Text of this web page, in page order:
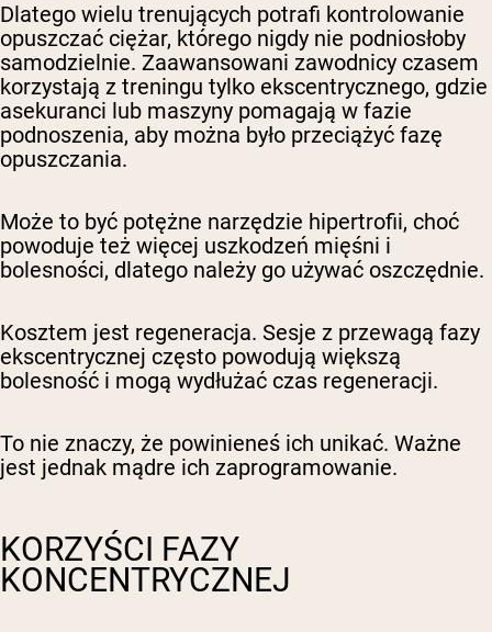
Dlatego wielu trenujących potrafi kontrolowanie
opuszczać ciężar, którego nigdy nie podniosłoby
samodzielnie. Zaawansowani zawodnicy czasem
korzystają z treningu tylko ekscentrycznego, gdzie
asekuranci lub maszyny pomagają w fazie
podnoszenia, aby można było przeciążyć fazę
opuszczania.
Może to być potężne narzędzie hipertrofii, choć
powoduje też więcej uszkodzeń mięśni i
bolesności, dlatego należy go używać oszczędnie.
Kosztem jest regeneracja. Sesje z przewagą fazy
ekscentrycznej często powodują większą
bolesność i mogą wydłużać czas regeneracji.
To nie znaczy, że powinieneś ich unikać. Ważne
jest jednak mądre ich zaprogramowanie.
KORZYŚCI FAZY
KONCENTRYCZNEJ